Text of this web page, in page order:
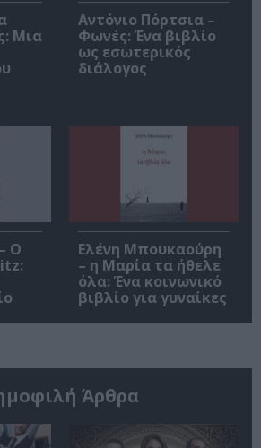
Μια
Αντόνιο Πόρτσια –
Φωνές: Ένα βιβλίο
ως εσωτερικός
διάλογος
Ο
Ελένη Μπουκαούρη
– η Μαρία τα ήθελε
όλα: Ένα κοινωνικό
βιβλίο για γυναίκες
Άρθρα